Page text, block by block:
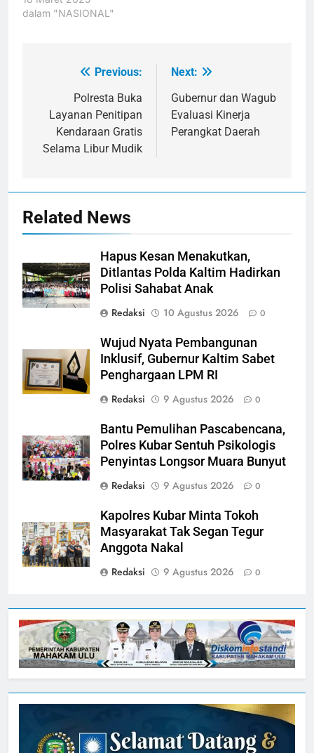
dalam "NASIONAL"
NavigasiPrevious:
Polresta Buka
Layanan Penitipan
Kendaraan Gratis
Selama Libur Mudik
Next:
Gubernur dan Wagub
Evaluasi Kinerja
Perangkat Daerah
Related News
Hapus Kesan Menakutkan,
Ditlantas Polda Kaltim Hadirkan
Polisi Sahabat Anak
Redaksi
10 Agustus 2026 0
Wujud Nyata Pembangunan
Inklusif, Gubernur Kaltim Sabet
Penghargaan LPM RI
Redaksi
9 Agustus 2026 0
Bantu Pemulihan Pascabencana,
Polres Kubar Sentuh Psikologis
Penyintas Longsor Muara Bunyut
Redaksi
9 Agustus 2026 0
Kapolres Kubar Minta Tokoh
Masyarakat Tak Segan Tegur
Anggota Nakal
Redaksi
9 Agustus 2026 0